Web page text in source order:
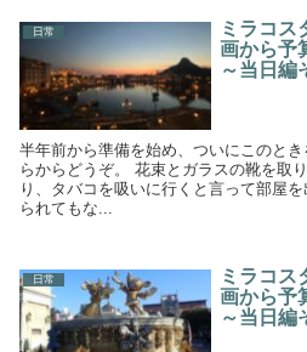
日常
ミラコス
画から予
～当日編
半年前から準備を始め、ついにこのと
らからどうぞ。 花束とガラスの靴を取
り、タバコを吸いに行くと言って部屋
られてもな...
日常
ミラコス
画から予
～当日編